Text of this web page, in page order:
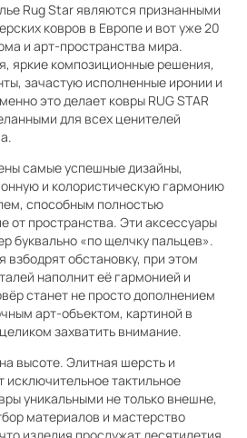
Rug Star являются признанными
ковров в Европе и вот уже 20
и арт-пространства мира.
яркие композиционные решения,
зачастую исполненные иронии и
это делает ковры RUG STAR
для всех ценителей
самые успешные дизайны,
и колористическую гармонию
способным полностью
от пространства. Эти аксессуары
буквально «по щелчку пальцев».
обстановку, при этом
наполнит её гармонией и
станет не просто дополнением
арт-объектом, картиной в
захватить внимание.
высоте. Элитная шерсть и
исключительное тактильное
уникальными не только внешне,
материалов и мастерство